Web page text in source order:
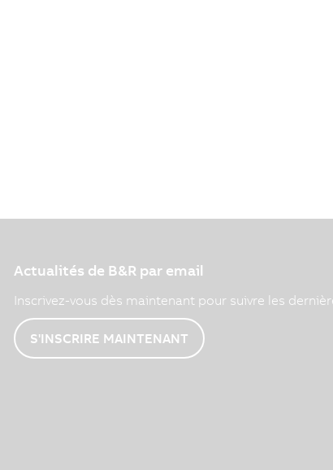
Actualités de B&R par email
Inscrivez-vous dès maintenant pour suivre les
S'INSCRIRE MAINTENANT